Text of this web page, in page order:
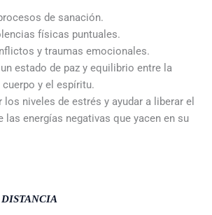
de sanación.
físicas puntuales.
y traumas emocionales.
estado de paz y equilibrio entre la
cuerpo y el espíritu.
los niveles de estrés y ayudar a liberar el
las energías negativas que yacen en su